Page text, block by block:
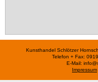
Kunsthandel Schlötzer
Telefon + Fax:
E-Mail:
Impressum